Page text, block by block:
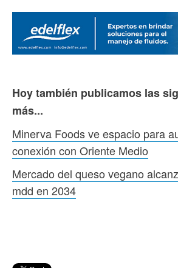
Hoy también publicamos las
más...
Minerva Foods ve espacio para
conexión con Oriente Medio
Mercado del queso vegano
mdd en 2034